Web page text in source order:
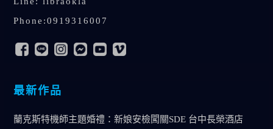
Phone:0919316007
最新作品
蘭克斯特機師主題婚禮：新娘安檢闖關SDE 台中長榮酒店